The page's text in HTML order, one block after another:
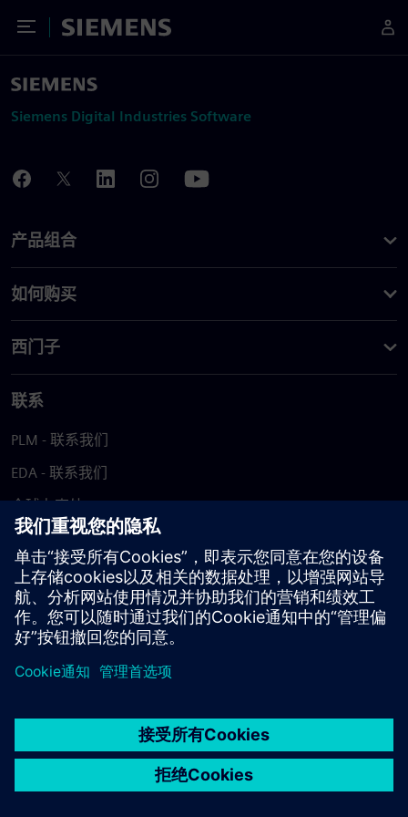
Toggle Menu
Siemens
Siemens Digital Industries Software
产品组合
如何购买
西门子
联系
PLM - 联系我们
EDA - 联系我们
全球办事处
支持中心
提供反馈
报告盗版行为
© Siemens2026